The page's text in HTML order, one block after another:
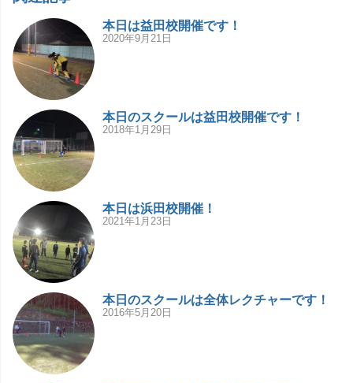
本日は益田校開催です！
2020年9月21日
本日のスクールは益田校開催です！
2018年1月29日
本日は浜田校開催！
2021年1月23日
本日のスクールは全体レクチャーです！
2016年5月20日